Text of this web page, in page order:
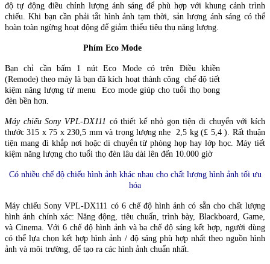
độ tự động điều chỉnh lượng ánh sáng để phù hợp với khung cảnh trình
chiếu. Khi bạn cần phải tắt hình ảnh tạm thời, sản lượng ánh sáng có thể
hoàn toàn ngừng hoạt động để giảm thiểu tiêu thụ năng lượng.
Phím Eco Mode
Bạn chỉ cần bấm 1 nút Eco Mode có trên Điều khiền
(Remode) theo máy là bạn đã kích hoạt thành công chế độ tiết
kiệm năng lượng từ menu Eco mode giúp cho tuổi thọ bong
đèn bền hơn.
Máy chiếu Sony VPL-DX111 có thiết kế nhỏ gọn tiện di chuyển với kích
thước 315 x 75 x 230,5 mm và trọng lượng nhẹ 2,5 kg (£ 5,4 ). Rất thuận
tiện mang đi khắp nơi hoặc di chuyển từ phòng họp hay lớp học. Máy tiết
kiệm năng lượng cho tuổi thọ đèn lâu dài lên đến 10.000 giờ
Có nhiều chế độ chiếu hình ảnh khác nhau cho chất lượng hình ảnh tối ưu
hóa
Máy chiếu Sony VPL-DX111 có 6 chế độ hình ảnh có sẵn cho chất lượng
hình ảnh chính xác: Năng động, tiêu chuẩn, trình bày, Blackboard, Game,
và Cinema. Với 6 chế độ hình ảnh và ba chế độ sáng kết hợp, người dùng
có thể lựa chọn kết hợp hình ảnh / độ sáng phù hợp nhất theo nguồn hình
ảnh và môi trường, để tạo ra các hình ảnh chuẩn nhất.